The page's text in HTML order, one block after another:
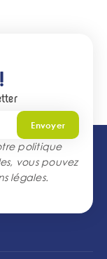
Envoyer
politique
vous pouvez
légales.